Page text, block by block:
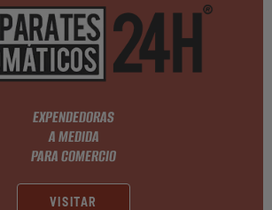
EXPENDEDORAS
A MEDIDA
PARA COMERCIO
VISITAR